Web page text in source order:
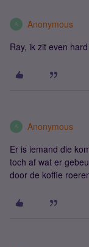
A Anonymous
Ray, ik zit even
A Anonymous
Er is iemand die
toch af wat er
door de koffie